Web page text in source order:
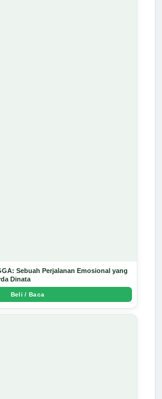
Sebuah Perjalanan Emosional yang
Dinata
Beli / Baca